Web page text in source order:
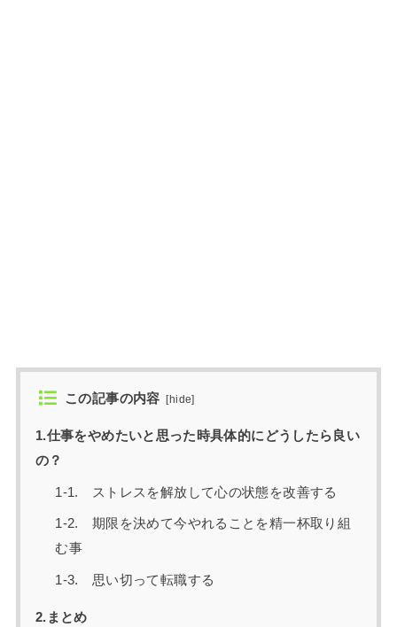
この記事の内容 [hide]
1.仕事をやめたいと思った時具体的にどうしたら良い
の？
1-1. ストレスを解放して心の状態を改善する
1-2. 期限を決めて今やれることを精一杯取り組
む事
1-3. 思い切って転職する
2.まとめ